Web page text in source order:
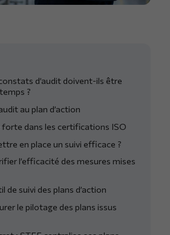
d’audit doivent-ils être
?
au plan d’action
forte dans les certifications ISO
en place un suivi efficace ?
l’efficacité des mesures mises
de suivi des plans d’action
le pilotage des plans issus